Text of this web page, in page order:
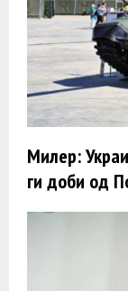
Милер:
ги доби од